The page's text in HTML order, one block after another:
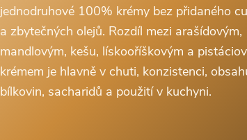
jednodruhové 100% krémy bez přidaného
a zbytečných olejů. Rozdíl mezi arašídovým,
mandlovým, kešu, lískooříškovým a
krémem je hlavně v chuti, konzistenci,
bílkovin, sacharidů a použití v kuchyni.